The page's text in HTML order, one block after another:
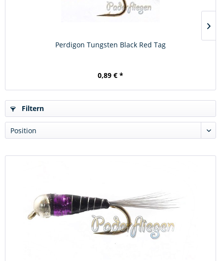
Perdigon Tungsten Black Red Tag
0,89 € *
Filtern